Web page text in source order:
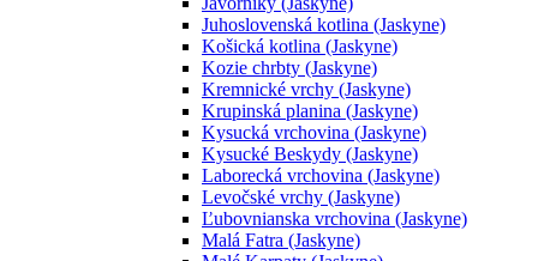
Juhoslovenská kotlina (Jaskyne)
Košická kotlina (Jaskyne)
Kozie chrbty (Jaskyne)
Kremnické vrchy (Jaskyne)
Krupinská planina (Jaskyne)
Kysucká vrchovina (Jaskyne)
Kysucké Beskydy (Jaskyne)
Laborecká vrchovina (Jaskyne)
Levočské vrchy (Jaskyne)
Ľubovnianska vrchovina (Jaskyne)
Malá Fatra (Jaskyne)